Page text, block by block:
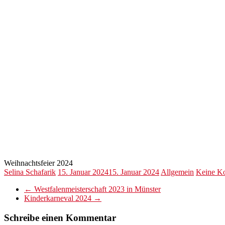
Weihnachtsfeier 2024
Selina Schafarik 15. Januar 202415. Januar 2024 Allgemein Keine
← Westfalenmeisterschaft 2023 in Münster
Kinderkarneval 2024 →
Schreibe einen Kommentar